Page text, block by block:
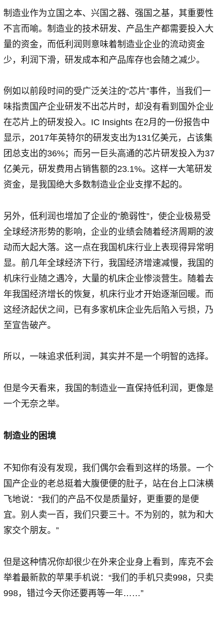
制造业作为立国之本、兴国之器、强国之基，其重要性
不言而喻。制造业的技术研发、产品生产都需要投入大
量的资金，而低利润则意味着制造业企业的流动资金
少，利润下滑，研发成本和产品库存也会随之减少。
例如以前段时间的受广泛关注的“芯片”事件，当我们一
味指责国产企业研发不出芯片时，却没有看到国外企业
在芯片上的研发投入。IC Insights 在2月的一份报告中
显示，2017年英特尔的研发支出为131亿美元，占该集
团总支出的36%；而另一巨头高通的芯片研发投入为37
亿美元，研发费用占销售额的23.1%。这样一大笔研发
资金，是我国绝大多数制造业企业支撑不起的。
另外，低利润也增加了企业的“脆弱性”，使企业极易受
全球经济形势的影响，企业的业绩会随着经济周期的波
动而大起大落。这一点在我国机床行业上表现得异常明
显。前几年全球经济下行，我国经济增速减慢，我国的
机床行业随之遇冷，大量的机床企业惨淡营生。随着去
年我国经济增长的恢复，机床行业才开始逐渐回暖。而
这经济起伏之间，已有多家机床企业先后陷入亏损，乃
至宣告破产。
所以，一味追求低利润，其实并不是一个明智的选择。
但是今天看来，我国的制造业一直保持低利润，更像是
一个无奈之举。
制造业的困境
不知你有没有发现，我们偶尔会看到这样的场景。一个
国产企业的老总挺着大腹便便的肚子，站在台上口沫横
飞地说：“我们的产品不仅是质量好，更重要的是便
宜。别人卖一百，我们只要三十。不为别的，就为和大
家交个朋友。”
但是这种情况你却很少在外来企业身上看到，库克不会
举着最新款的苹果手机说：“我们的手机只卖998，只卖
998，错过今天你还要再等一年……”